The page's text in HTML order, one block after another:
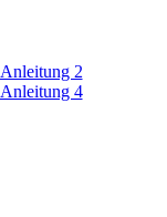
Anleitung 2
Anleitung 4